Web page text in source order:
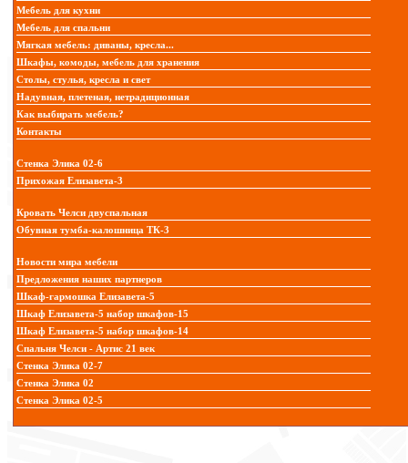
Мебель для кухни
Мебель для спальни
Мягкая мебель: диваны, кресла...
Шкафы, комоды, мебель для хранения
Столы, стулья, кресла и свет
Надувная, плетеная, нетрадиционная
Как выбирать мебель?
Контакты
Стенка Элика 02-6
Прихожая Елизавета-3
Кровать Челси двуспальная
Обувная тумба-калошница ТК-3
Новости мира мебели
Предложения наших партнеров
Шкаф-гармошка Елизавета-5
Шкаф Елизавета-5 набор шкафов-15
Шкаф Елизавета-5 набор шкафов-14
Спальня Челси - Артис 21 век
Стенка Элика 02-7
Стенка Элика 02
Стенка Элика 02-5